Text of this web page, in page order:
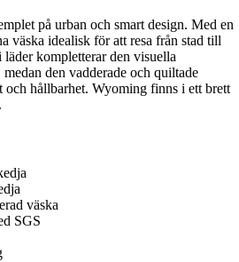
på urban och smart design. Med en
väska idealisk för att resa från stad till
kompletterar den visuella
den vadderade och quiltade
hållbarhet. Wyoming finns i ett brett
väska
SGS